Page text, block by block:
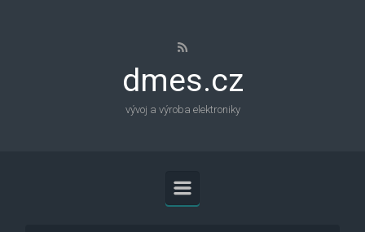
dmes.cz
vývoj a výroba elektroniky